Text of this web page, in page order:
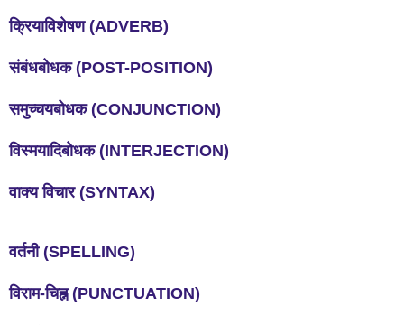
क्रियाविशेषण (ADVERB)
संबंधबोधक (POST-POSITION)
समुच्चयबोधक(CONJUNCTION)
विस्मयादिबोधक(INTERJECTION)
वाक्य विचार (SYNTAX)
वर्तनी(SPELLING)
विराम-चिह्न(PUNCTUATION)